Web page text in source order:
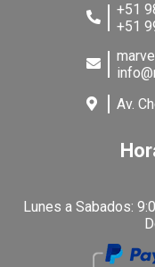
+51
+51
Av.
Lunes a Sabados: